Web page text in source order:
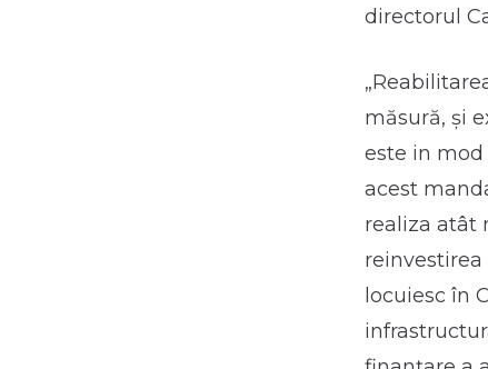
directorul
măsură, și
este in
acest
realiza atât
locuiesc în